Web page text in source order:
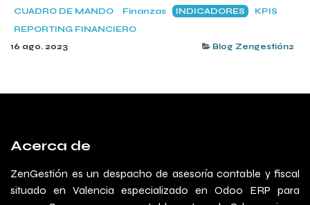
CUADRO DE MANDO Finanzas INDICADORES
KPIS
REPORTING FINANCIERO
16 ago. 2023
Blog Zengestión2
Acerca de
ZenGestión es un despacho de asesoría contable y fiscal
situado en Valencia especializado en Odoo ERP para